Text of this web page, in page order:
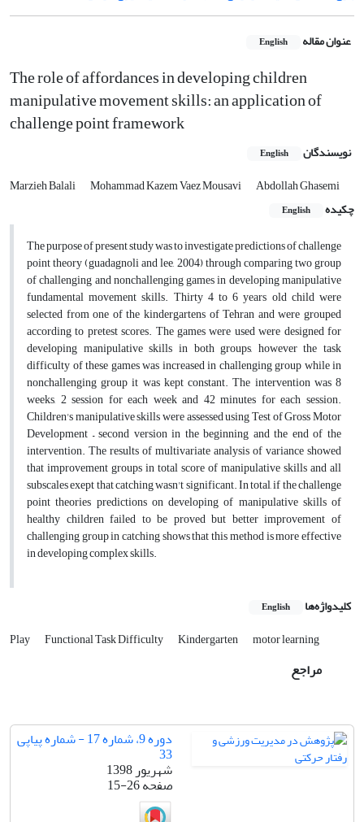
عنوان مقاله English
The role of affordances in developing children
manipulative movement skills: an application of
challenge point framework
نویسندگان English
Marzieh Balali Mohammad Kazem Vaez Mousavi
Abdollah Ghasemi
چکیده
English
The purpose of present study was to investigate predictions of challenge
point theory (guadagnoli and lee, 2004) through comparing two group
of challenging and nonchallenging games in developing manipulative
fundamental movement skills. Thirty 4 to 6 years old child were
selected from one of the kindergartens of Tehran and were grouped
according to pretest scores. The games were used were designed for
developing manipulative skills in both groups, however the task
difficulty of these games was increased in challenging group while in
nonchallenging group it was kept constant. The intervention was 8
weeks, 2 session for each week and 42 minutes for each session.
Children's manipulative skills were assessed using Test of Gross Motor
Development – second version in the beginning and the end of the
intervention. The results of multivariate analysis of variance showed
that improvement groups in total score of manipulative skills and all
subscales exept that catching wasn't significant. In total, if the challenge
point theories predictions on developing of manipulative skills of
healthy children failed to be proved but better improvement of
challenging group in catching shows that this method is more effective
in developing complex skills.
کلیدواژه‌ها English
Play Functional Task Difficulty Kindergarten motor learning
مراجع
دوره 9، شماره 17 - شماره پیاپی
33
شهریور 1398
صفحه15-26